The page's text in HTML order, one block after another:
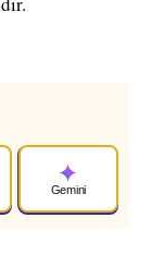
Gemini